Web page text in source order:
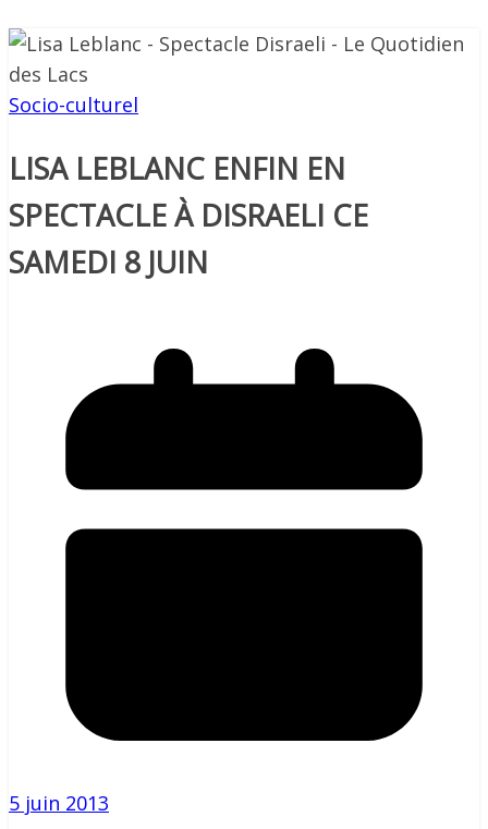
Socio-culturel
LISA LEBLANC ENFIN EN
SPECTACLE À DISRAELI CE
SAMEDI 8 JUIN
5 juin 2013